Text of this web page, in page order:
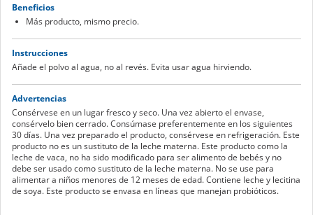
Beneficios
Más producto, mismo precio.
Instrucciones
Añade el polvo al agua, no al revés. Evita usar agua hirviendo.
Advertencias
Consérvese en un lugar fresco y seco. Una vez abierto el envase,
consérvelo bien cerrado. Consúmase preferentemente en los siguientes
30 días. Una vez preparado el producto, consérvese en refrigeración. Este
producto no es un sustituto de la leche materna. Este producto como la
leche de vaca, no ha sido modificado para ser alimento de bebés y no
debe ser usado como sustituto de la leche materna. No se use para
alimentar a niños menores de 12 meses de edad. Contiene leche y lecitina
de soya. Este producto se envasa en líneas que manejan probióticos.